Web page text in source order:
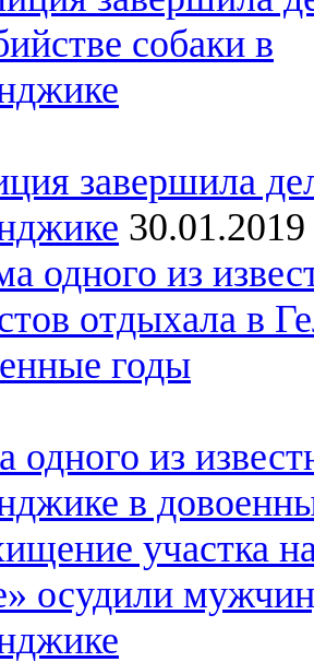
завершила
30.01.2019
одного из
в